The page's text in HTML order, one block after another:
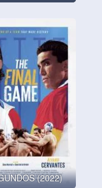
(2022)